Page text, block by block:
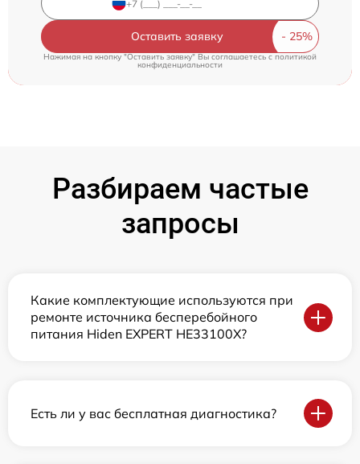
Оставить заявку
Нажимая на кнопку "Оставить заявку" Вы соглашаетесь c политикой
конфиденциальности
Разбираем частые
запросы
Какие комплектующие используются при
ремонте источника бесперебойного
питания Hiden EXPERT HE33100X?
Есть ли у вас бесплатная диагностика?